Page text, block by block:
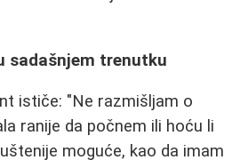
sadašnjem trenutku
ističe: "Ne razmišljam o
ranije da počnem ili hoću li
moguće, kao da imam